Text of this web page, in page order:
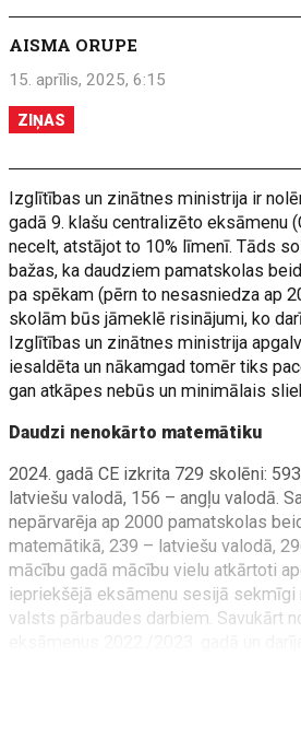
AISMA ORUPE
15. aprīlis, 2025, 6:15
ZIŅAS
Izglītības un zinātnes ministrija ir
gadā 9. klašu centralizēto eksāmenu
necelt, atstājot to 10% līmenī. Tāds
bažas, ka daudziem pamatskolas
pa spēkam (pērn to nesasniedza ap
skolām būs jāmeklē risinājumi, ko
Izglītības un zinātnes ministrija
iesaldēta un nākamgad tomēr tiks
gan atkāpes nebūs un minimālais
Daudzi nenokārto matemātiku
2024. gadā CE izkrita 729 skolēni:
latviešu valodā, 156 – angļu valodā.
nepārvarēja ap 2000 pamatskolas
matemātikā, 239 – latviešu valodā,
mācību gadā mācību vielu atkārtoti
iepriekšējā eksāmenu sesijā sekmīgi
valsts pārbaudes darbiem. Savukārt